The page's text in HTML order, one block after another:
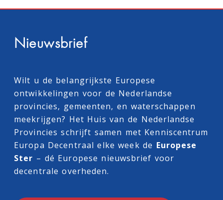
Nieuwsbrief
Wilt u de belangrijkste Europese
ontwikkelingen voor de Nederlandse
provincies, gemeenten, en waterschappen
meekrijgen? Het Huis van de Nederlandse
Provincies schrijft samen met Kenniscentrum
Europa Decentraal elke week de Europese
Ster – dé Europese nieuwsbrief voor
decentrale overheden.